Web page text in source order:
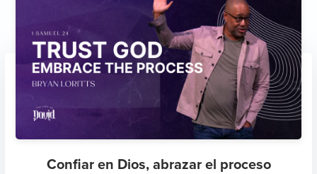
Confiar en Dios, abrazar el proceso